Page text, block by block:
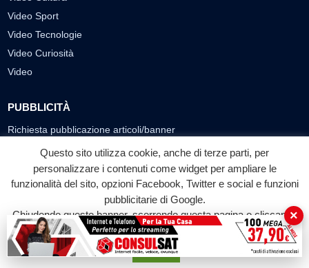
Video Sport
Video Tecnologie
Video Curiosità
Video
PUBBLICITÀ
Richiesta pubblicazione articoli/banner
SEGUICI SUI SOCIAL
f
Facebook
◎ ▶
YouTube
© 2026 LABTV - Tutti i diritti riservati
Questo sito utilizza cookie, anche di terze parti, per
personalizzare i contenuti come widget per ampliare le
funzionalità del sito, opzioni Facebook, Twitter e social e funzioni
pubblicitarie di Google.
Chiudendo questo banner, scorrendo questa pagina o cliccando
su qualunque suo elemento acconsenti all'uso dei cookie.
Accetta
×